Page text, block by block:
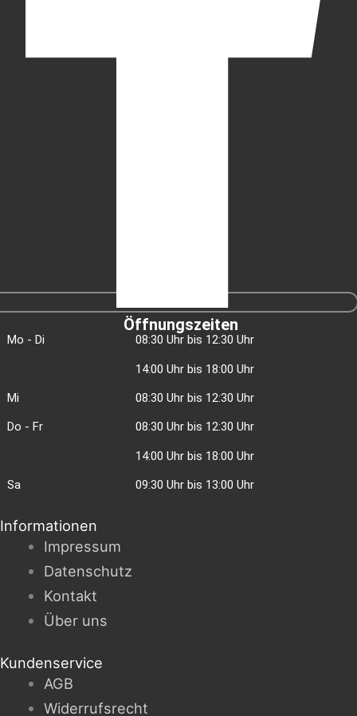
Öffnungszeiten
Mo - Di 08:30 Uhr bis 12:30 Uhr
14:00 Uhr bis 18:00 Uhr
Mi 08:30 Uhr bis 12:30 Uhr
Do - Fr 08:30 Uhr bis 12:30 Uhr
14:00 Uhr bis 18:00 Uhr
Sa 09:30 Uhr bis 13:00 Uhr
Informationen
Impressum
Datenschutz
Kontakt
Über uns
Kundenservice
AGB
Widerrufsrecht